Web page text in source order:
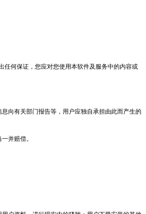
任何保证，您应对您使用本软件及服务中的内容或
向有关部门报告等，用户应独自承担由此而产生的
并赔偿。